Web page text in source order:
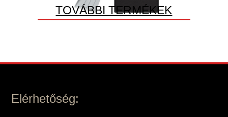
TOVÁBBI TERMÉKEK
Elérhetőség: